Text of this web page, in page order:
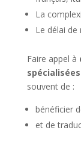
La
Le délai
Faire appel à
souvent de :
bénéficier
et de